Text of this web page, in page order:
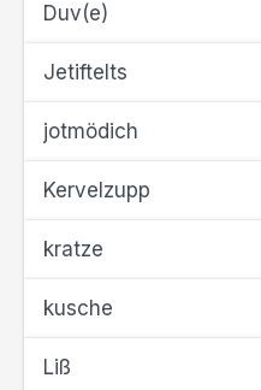
Duv(e)
Jetiftelts
jotmödich
Kervelzupp
kratze
kusche
Liß